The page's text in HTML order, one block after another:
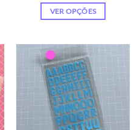
VER OPÇÕES
tem
várias
variantes.
As
opções
podem